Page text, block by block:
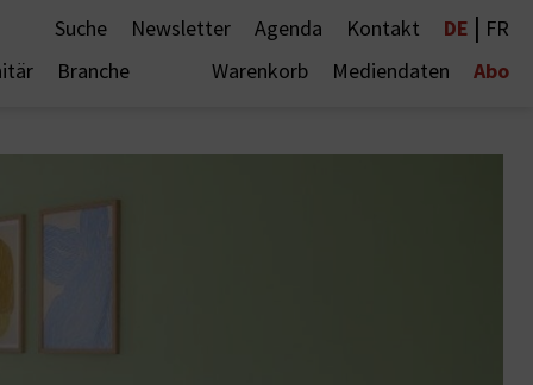
Suche Newsletter Agenda Kontakt DE | FR
Branche Warenkorb Mediendaten Abo